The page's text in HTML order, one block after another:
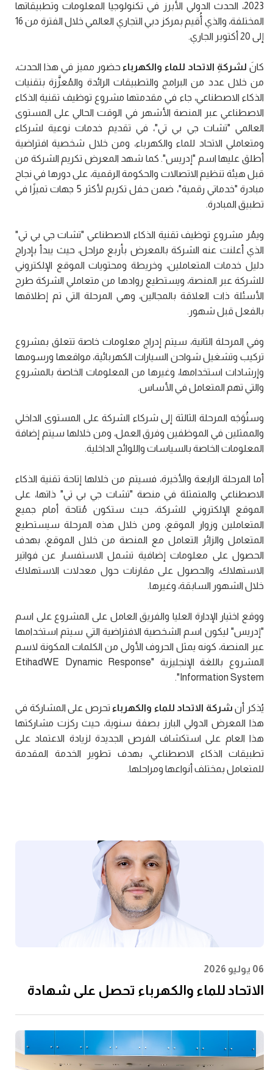
2023، الحدث الدولي الأبرز في تكنولوجيا المعلومات وتطبيقاتها
المختلفة، والذي أُقيم بمركز دبي التجاري العالمي خلال الفترة من 16
إلى 20 أكتوبر الجاري.
كانَ لشركةِ الاتحاد للماء والكهرباء حضور مميز في هذا الحدث،
من خلال عدد من البرامج والتطبيقات الرائدة والمُعزَّزة بتقنيات
الذكاء الاصطناعي، جاء في مقدمتها مشروع توظيف تقنية الذكاء
الاصطناعي عبر المنصة الأشهر في الوقت الحالي على المستوى
العالمي "تشات جي بي تي"، في تقديم خدمات نوعية لشركاء
ومتعاملي الاتحاد للماء والكهرباء، ومن خلال شخصية افتراضية
أطلق عليها اسم "إدريس". كما شهد المعرض تكريم الشركة من
قبل هيئة تنظيم الاتصالات والحكومة الرقمية، على دورها في نجاح
مبادرة "خدماتي رقمية"، ضمن حفل تكريم لأكثر 5 جهات تميزًا في
تطبيق المبادرة.
ويمُر مشروع توظيف تقنية الذكاء الاصطناعي "تشات جي بي تي"
الذي أعلنت عنه الشركة بالمعرض بأربع مراحل، حيث يبدأ بإدراج
دليل خدمات المتعاملين، وخريطة ومحتويات الموقع الإلكتروني
للشركة عبر المنصة، ويستطيع روادها من متعاملي الشركة طرح
الأسئلة ذات العلاقة بالمجالين، وهي المرحلة التي تم إطلاقها
بالفعل قبل شهور.
وفي المرحلة الثانية، سيتم إدراج معلومات خاصة تتعلق بمشروع
تركيب وتشغيل شواحن السيارات الكهربائية، مواقعها ورسومها
وإرشادات استخدامها، وغيرها من المعلومات الخاصة بالمشروع
والتي تهم المتعامل في الأساس.
وستُوَجَه المرحلة الثالثة إلى شركاء الشركة على المستوى الداخلي
والممثلين في الموظفين وفرق العمل، ومن خلالها سيتم إضافة
المعلومات الخاصة بالسياسات واللوائح الداخلية.
أما المرحلة الرابعة والأخيرة، فسيتم من خلالها إتاحة تقنية الذكاء
الاصطناعي والمتمثلة في منصة "تشات جي بي تي" ذاتها، على
الموقع الإلكتروني للشركة، حيث ستكون مُتاحة أمام جميع
المتعاملين وزوار الموقع، ومن خلال هذه المرحلة سيستطيع
المتعامل والزائر التعامل مع المنصة من خلال الموقع، بهدف
الحصول على معلومات إضافية تشمل الاستفسار عن فواتير
الاستهلاك، والحصول على مقارنات حول معدلات الاستهلاك
خلال الشهور السابقة، وغيرها.
ووقع اختيار الإدارة العليا والفريق العامل على المشروع على اسم
"إدريس" ليكون اسم الشخصية الافتراضية التي سيتم استخدامها
عبر المنصة، كونه يمثل الحروف الأولى من الكلمات المكونة لاسم
المشروع باللغة الإنجليزية "EtihadWE Dynamic Response
Information System".
يُذكر أن شركة الاتحاد للماء والكهرباء تحرص على المشاركة في
هذا المعرض الدولي البارز بصفة سنوية، حيث ركزت مشاركتها
هذا العام على استكشاف الفرص الجديدة لزيادة الاعتماد على
تطبيقات الذكاء الاصطناعي، بهدف تطوير الخدمة المقدمة
للمتعامل بمختلف أنواعها ومراحلها.
06 يوليو 2026
الاتحاد للماء والكهرباء تحصل على شهادة